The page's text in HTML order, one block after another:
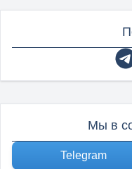
Мы в
Telegram